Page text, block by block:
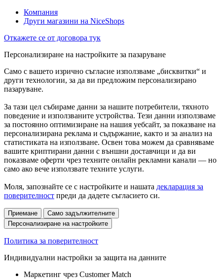
Компания
Други магазини на NiceShops
Откажете се от договора тук
Персонализиране на настройките за пазаруване
Само с вашето изрично съгласие използваме „бисквитки“ и
други технологии, за да ви предложим персонализирано
пазаруване.
За тази цел събираме данни за нашите потребители, тяхното
поведение и използваните устройства. Тези данни използваме
за постоянно оптимизиране на нашия уебсайт, за показване на
персонализирана реклама и съдържание, както и за анализ на
статистиката на използване. Освен това можем да сравняваме
вашите криптирани данни с външни доставчици и да ви
показваме оферти чрез техните онлайн рекламни канали — но
само ако вече използвате техните услуги.
Моля, запознайте се с настройките и нашата декларация за
поверителност преди да дадете съгласието си.
Приемане
Само задължителните
Персонализиране на настройките
Политика за поверителност
Индивидуални настройки за защита на данните
Маркетинг чрез Customer Match